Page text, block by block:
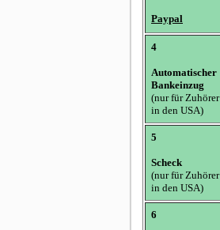
Paypal
4
Automatischer
Bankeinzug
(nur für Zuhörer
in den USA)
5
Scheck
(nur für Zuhörer
in den USA)
6